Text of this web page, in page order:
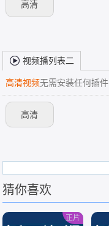
高清
视频播列表二
高清视频无需安装任何插件
高清
猜你喜欢
正片